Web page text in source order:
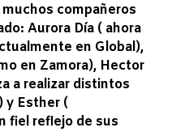
compañeros
Aurora Día ( ahora
en Global),
en Zamora), Hector
a realizar distintos
y Esther (
fiel reflejo de sus